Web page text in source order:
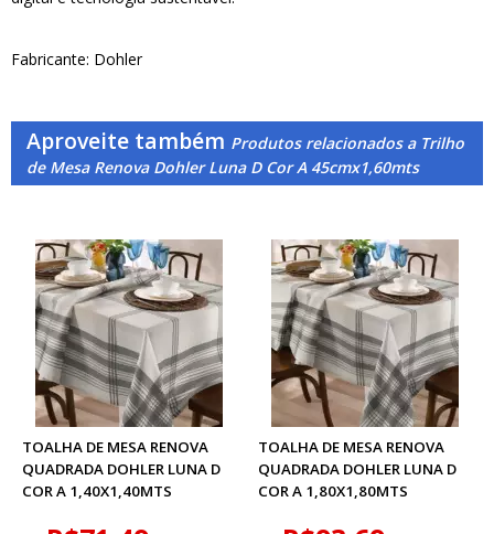
Fabricante: Dohler
Aproveite também Produtos relacionados a Trilho
de Mesa Renova Dohler Luna D Cor A 45cmx1,60mts
TOALHA DE MESA RENOVA
QUADRADA DOHLER LUNA D
COR A 1,40X1,40MTS
TOALHA DE MESA RENOVA
QUADRADA DOHLER LUNA D
COR A 1,80X1,80MTS